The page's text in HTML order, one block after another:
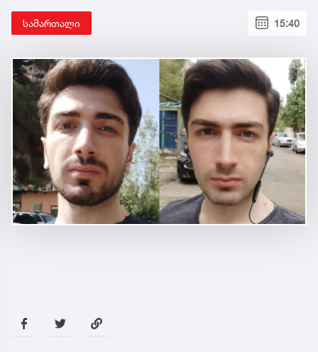
სამართალი 15:40